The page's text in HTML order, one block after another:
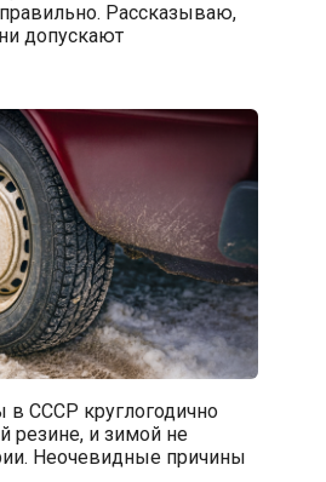
Рассказываю,
допускают
СССР круглогодично
резине, и зимой не
Неочевидные причины